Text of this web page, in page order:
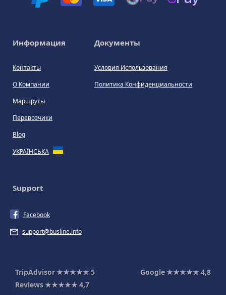
Информация
Контакты
О Компании
Маршруты
Перевозчики
Blog
УКРАЇНСЬКА
Документы
Условия Использования
Политика Конфиденциальности
Support
Facebook
support@busline.info
TripAdvisor ★★★★★5 Google ★★★★★4,8
Reviews ★★★★★4,7